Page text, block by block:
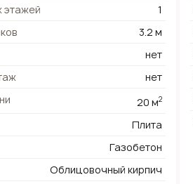
этажей
1
3.2 м
нет
нет
20 м2
Плита
Газобетон
Облицовочный кирпич